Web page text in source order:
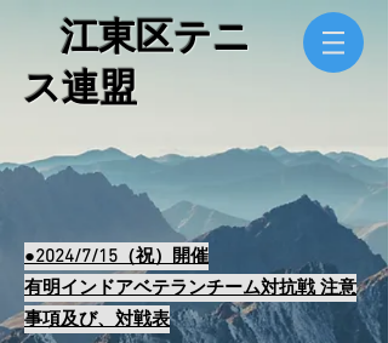
​ 江東区テニ
ス連盟
●2024/7/15（祝）開催
有明インドアベテランチーム対抗戦 注意
事項及び、対戦表